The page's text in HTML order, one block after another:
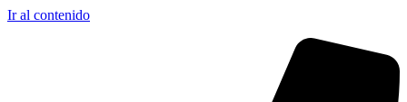
Ir al contenido